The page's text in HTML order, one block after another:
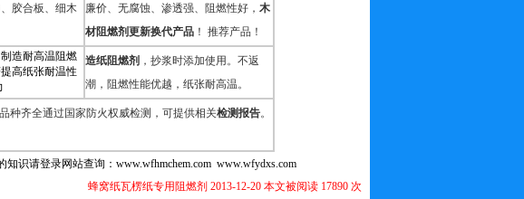
胶合板、细木
廉价、无腐蚀、渗透强、阻燃性好， 木
材阻燃剂更新换代产品！ 推荐产品！
造耐高温阻燃
高纸张耐温性
造纸阻燃剂 ，抄浆时添加使用。不返
潮，阻燃性能优越，纸张耐高温。
种齐全通过国家防火权威检测，可提供相关检测报告。
知识请登录网站查询： www.wfhmchem.com www.wfydxs.com
蜂窝纸瓦楞纸专用阻燃剂 2013-12-20 本文被阅读 17890 次